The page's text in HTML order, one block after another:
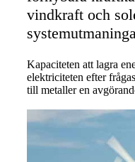
vindkraft och
Kapaciteten att lagra
elektriciteten efter­
till metaller en